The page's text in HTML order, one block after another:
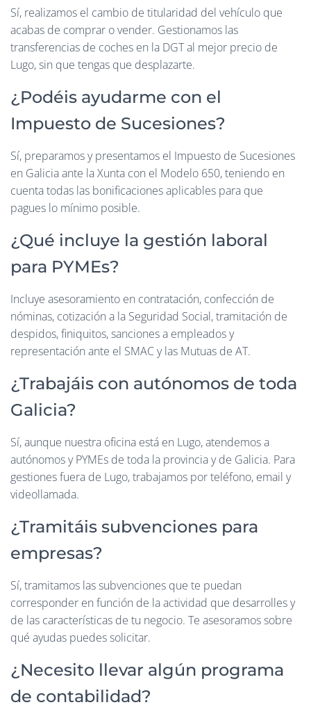
Sí, realizamos el cambio de titularidad del vehículo que
acabas de comprar o vender. Gestionamos las
transferencias de coches en la DGT al mejor precio de
Lugo, sin que tengas que desplazarte.
¿Podéis ayudarme con el
Impuesto de Sucesiones?
Sí, preparamos y presentamos el Impuesto de Sucesiones
en Galicia ante la Xunta con el Modelo 650, teniendo en
cuenta todas las bonificaciones aplicables para que
pagues lo mínimo posible.
¿Qué incluye la gestión laboral
para PYMEs?
Incluye asesoramiento en contratación, confección de
nóminas, cotización a la Seguridad Social, tramitación de
despidos, finiquitos, sanciones a empleados y
representación ante el SMAC y las Mutuas de AT.
¿Trabajáis con autónomos de toda
Galicia?
Sí, aunque nuestra oficina está en Lugo, atendemos a
autónomos y PYMEs de toda la provincia y de Galicia. Para
gestiones fuera de Lugo, trabajamos por teléfono, email y
videollamada.
¿Tramitáis subvenciones para
empresas?
Sí, tramitamos las subvenciones que te puedan
corresponder en función de la actividad que desarrolles y
de las características de tu negocio. Te asesoramos sobre
qué ayudas puedes solicitar.
¿Necesito llevar algún programa
de contabilidad?